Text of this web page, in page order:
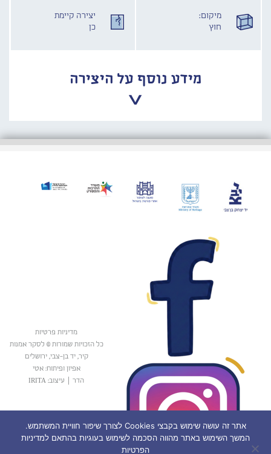
מיקום:
חוץ
יצירה קיימת
כן
מידע נוסף על היצירה
מדיניות פרטיות
כל הזכויות שמורות © לסקר אמנות
קיר, יד בן-צבי, ירושלים
אפיון ופיתוח: אטי
הדר
עיצוב: IRITA
אתר זה עושה שימוש בקבצי Cookies לצורך שיפור חוויית המשתמש.
המשך השימוש באתר מהווה הסכמה לשימוש בעוגיות בהתאם למדיניות
הפרטיות